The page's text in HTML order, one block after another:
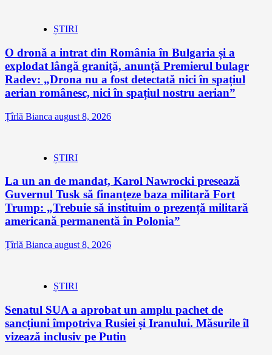
ȘTIRI
O dronă a intrat din România în Bulgaria și a
explodat lângă graniță, anunță Premierul bulagr
Radev: „Drona nu a fost detectată nici în spațiul
aerian românesc, nici în spațiul nostru aerian”
Țîrlă Bianca august 8, 2026
ȘTIRI
La un an de mandat, Karol Nawrocki presează
Guvernul Tusk să finanțeze baza militară Fort
Trump: „Trebuie să instituim o prezență militară
americană permanentă în Polonia”
Țîrlă Bianca august 8, 2026
ȘTIRI
Senatul SUA a aprobat un amplu pachet de
sancțiuni împotriva Rusiei și Iranului. Măsurile îl
vizează inclusiv pe Putin